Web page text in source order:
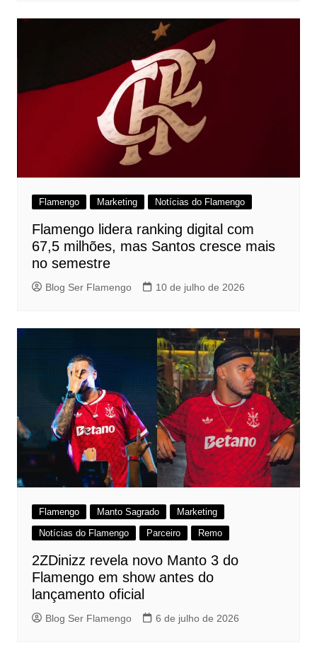
Flamengo Marketing Notícias do Flamengo
Flamengo lidera ranking digital com
67,5 milhões, mas Santos cresce mais
no semestre
Blog Ser Flamengo 10 de julho de 2026
Flamengo Manto Sagrado
Marketing
Notícias do Flamengo
Parceiro Remo
2ZDinizz revela novo Manto 3 do
Flamengo em show antes do
lançamento oficial
Blog Ser Flamengo 6 de julho de 2026